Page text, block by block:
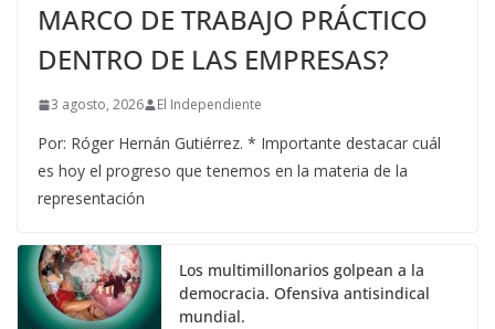
MARCO DE TRABAJO PRÁCTICO
DENTRO DE LAS EMPRESAS?
3 agosto, 2026 El Independiente
Por: Róger Hernán Gutiérrez. * Importante destacar cuál
es hoy el progreso que tenemos en la materia de la
representación
Los multimillonarios golpean a la
democracia. Ofensiva antisindical
mundial.